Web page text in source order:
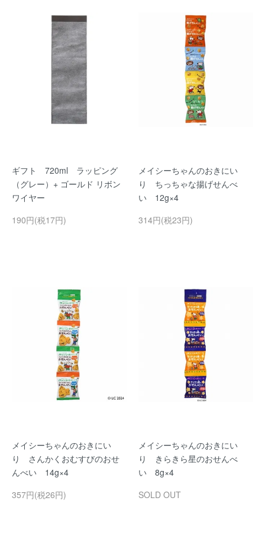
ギフト 720ml ラッピング
（グレー）+ ゴールド リボン
ワイヤー
190円(税17円)
メイシーちゃんのおきにい
り ちっちゃな揚げせんべ
い 12g×4
314円(税23円)
メイシーちゃんのおきにい
り さんかくおむすびのおせ
んべい 14g×4
357円(税26円)
メイシーちゃんのおきにい
り きらきら星のおせんべ
い 8g×4
SOLD OUT